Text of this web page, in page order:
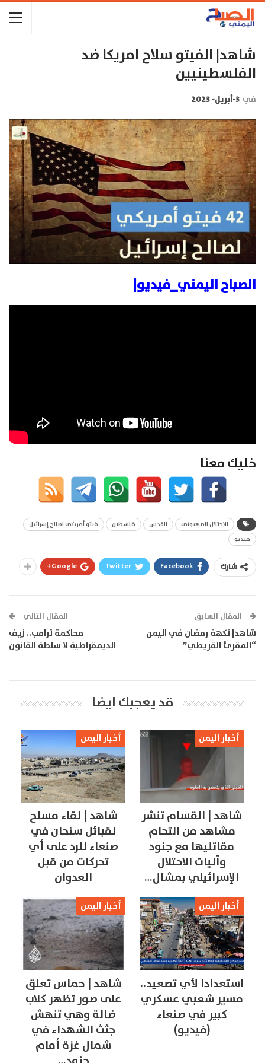
شاهد| الفيتو سلاح امريكا ضد
الفلسطينيين
في 3-أبريل- 2023
الصباح اليمني_فيديو|
خليك معنا
الاحتلال الصهيوني القدس فلسطين
فيتو أمريكي لصالح إسرائيل
فيديو
شارك Facebook
Twitter
Google+
المقال السابق
شاهد| نكهة رمضان في اليمن
“المقرئ القريطي”
المقال التالي
محاكمة ترامب.. زيف
الديمقراطية لا سلطة القانون
قد يعجبك ايضا
أخبار اليمن
شاهد | القسام تنشر
مشاهد من التحام
مقاتليها مع جنود
وآليات الاحتلال
الإسرائيلي بمشال…
أخبار اليمن
شاهد | لقاء مسلح
لقبائل سنحان في
صنعاء للرد على أي
تحركات من قبل
العدوان
أخبار اليمن
استعدادا لأي تصعيد..
مسير شعبي عسكري
كبير في صنعاء
(فيديو)
أخبار اليمن
شاهد | حماس تعلق
على صور تظهر كلاب
ضالة وهي تنهش
جثث الشهداء في
شمال غزة أمام